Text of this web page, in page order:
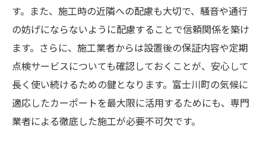
す。また、施工時の近隣への配慮も大切で、騒音や通行
の妨げにならないように配慮することで信頼関係を築け
ます。さらに、施工業者からは設置後の保証内容や定期
点検サービスについても確認しておくことが、安心して
長く使い続けるための鍵となります。富士川町の気候に
適応したカーポートを最大限に活用するためにも、専門
業者による徹底した施工が必要不可欠です。